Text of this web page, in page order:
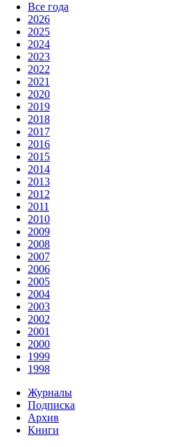
Все года
2026
2025
2024
2023
2022
2021
2020
2019
2018
2017
2016
2015
2014
2013
2012
2011
2010
2009
2008
2007
2006
2005
2004
2003
2002
2001
2000
1999
1998
Журналы
Подписка
Архив
Книги